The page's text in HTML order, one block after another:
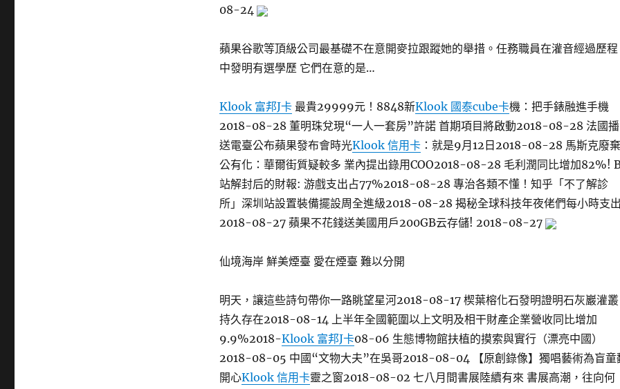
08-24
蘋果谷歌等頂級公司最基礎不在意開麥拉跟蹤她的舉措。任務職員在灌音經過歷程
中發明有選學歷 它們在意的是…
Klook 富邦J卡最貴29999元！8848新Klook 國泰cube卡機：把手錶融進手機
2018-08-28 董明珠兌現“一人一套房”許諾 首期項目將啟動2018-08-28 法國播
送電臺公布蘋果發布會時光Klook 信用卡：就是9月12日2018-08-28 馬斯克廢棄
公有化：華爾街質疑較多 業內提出錄用COO2018-08-28 毛利潤同比增加82%!
站解封后的財報: ​游戲支出占77%2018-08-28 專治各類不懂！知乎「不了解診
所」深圳站設置裝備擺設周全進級2018-08-28 揭秘全球科技年夜佬們每小時支出
2018-08-27 蘋果不花錢送美國用戶200GB云存儲! 2018-08-27
仙境海岸 鮮美煙臺 愛在煙臺 難以分開
明天，讓這些詩句帶你一路眺望星河2018-08-17 楔葉榕化石發明證明石灰巖灌叢
持久存在2018-08-14 上半年全國範圍以上文明及相干財產企業營收同比增加
9.9%2018-Klook 富邦J卡08-06 生態博物館扶植的摸索與實行（漂亮中國）
2018-08-05 中國“文物大夫”在吳哥2018-08-04 【原創錄像】獨唱藝術為盲童
開心Klook 信用卡靈之窗2018-08-02 七八月間書展陸續有來 書展高潮，往向何